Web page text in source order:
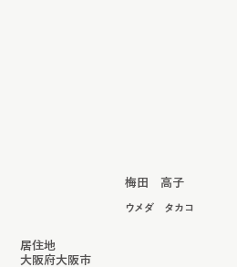
居住地
大阪府大阪市
梅田 高子
ウメダ タカコ